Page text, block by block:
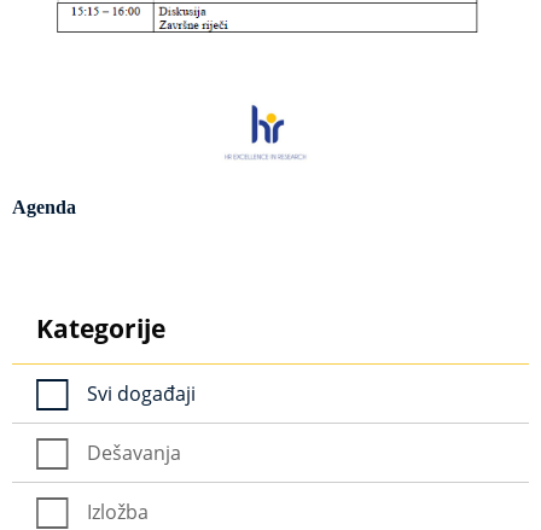
Agenda
Kategorije
Svi događaji
Dešavanja
Izložba